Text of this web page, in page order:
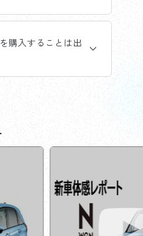
購入することは出